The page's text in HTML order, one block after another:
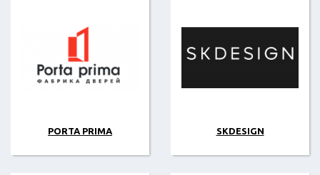
PORTA PRIMA SKDESIGN